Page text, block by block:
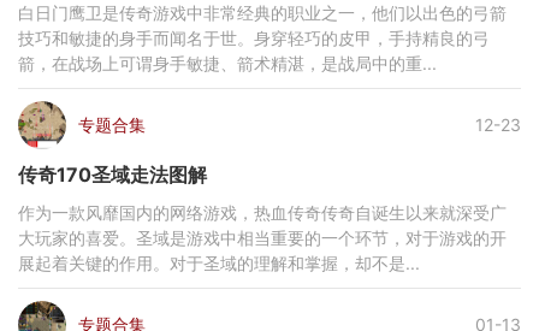
白日门鹰卫是传奇游戏中非常经典的职业之一，他们以出色的弓箭
技巧和敏捷的身手而闻名于世。身穿轻巧的皮甲，手持精良的弓
箭，在战场上可谓身手敏捷、箭术精湛，是战局中的重...
专题合集 12-23
传奇170圣域走法图解
作为一款风靡国内的网络游戏，热血传奇传奇自诞生以来就深受广
大玩家的喜爱。圣域是游戏中相当重要的一个环节，对于游戏的开
展起着关键的作用。对于圣域的理解和掌握，却不是...
专题合集 01-13